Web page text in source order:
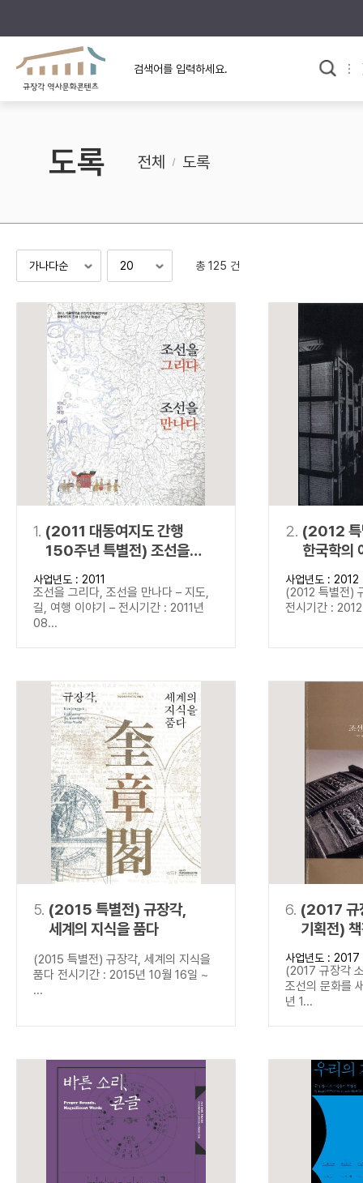
규장각의 어제와 오늘
규장각 소개영상
사료와 문학으로 본
고대
조선 후기
검색 연산자 사용안내
연산자
AND 정조 AND 정약용
“정조”와 “정약
색
OR 정조 OR 정약용 “정조” 또는 “
NOT 정조 NOT 정약용
“정조”가 나온
료를 검색
동시에 여러 개의 연산자를 사용할 수 있습니다.
도록 전체 도록
총 125 건
1. (2011 대동여지도 간행
150주년 특별전) 조선을
그리다, 조선을 만나다
사업년도 : 2011
조선을 그리다, 조선을 만나다 – 지도,
길, 여행 이야기 – 전시기간 : 2011년
08...
2. (2012 특
한국학의
사업년도 : 2012
(2012 특별전)
전시기간 :
5. (2015 특별전) 규장각,
세계의 지식을 품다
(2015 특별전) 규장각, 세계의 지식을
품다 전시기간 : 2015년 10월 16일 ~
...
6. (2017 규
기획전)
새기다
사업년도 : 2017
(2017 규장각
조선의 문화를
년 1...